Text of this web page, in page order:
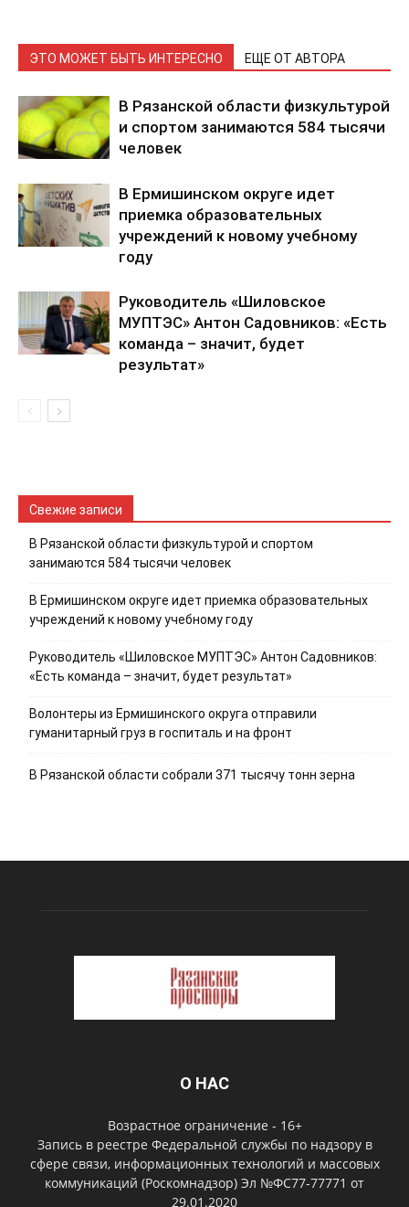
ЭТО МОЖЕТ БЫТЬ ИНТЕРЕСНО ЕЩЕ ОТ АВТОРА
В Рязанской области физкультурой
и спортом занимаются 584 тысячи
человек
В Ермишинском округе идет
приемка образовательных
учреждений к новому учебному
году
Руководитель «Шиловское
МУПТЭС» Антон Садовников: «Есть
команда – значит, будет
результат»
Свежие записи
В Рязанской области физкультурой и спортом
занимаются 584 тысячи человек
В Ермишинском округе идет приемка образовательных
учреждений к новому учебному году
Руководитель «Шиловское МУПТЭС» Антон Садовников:
«Есть команда – значит, будет результат»
Волонтеры из Ермишинского округа отправили
гуманитарный груз в госпиталь и на фронт
В Рязанской области собрали 371 тысячу тонн зерна
О НАС
Возрастное ограничение - 16+
Запись в реестре Федеральной службы по надзору в
сфере связи, информационных технологий и массовых
коммуникаций (Роскомнадзор) Эл №ФС77-77771 от
29.01.2020